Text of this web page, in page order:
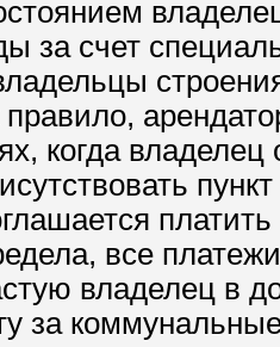
за счет
правило,
когда
все
владелец в
за